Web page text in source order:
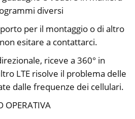
diversi
per il montaggio o di altro
esitare a contattarci.
riceve a 360° in
LTE risolve il problema delle
dalle frequenze dei cellulari.
OPERATIVA